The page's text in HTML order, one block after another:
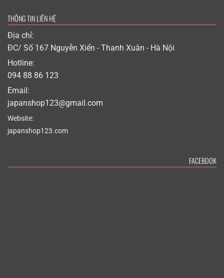
THÔNG TIN LIÊN HỆ
Địa chỉ:
ĐC/ Số 167 Nguyễn Xiển - Thanh Xuân - Hà Nội
Hotline:
094 88 86 123
Email:
japanshop123@gmail.com
Website:
japanshop123.com
FACEBOOK